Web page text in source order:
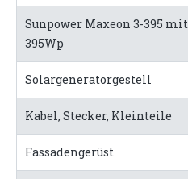
Sunpower Maxeon 3-395 mit
395Wp
Solargeneratorgestell
Kabel, Stecker, Kleinteile
Fassadengerüst